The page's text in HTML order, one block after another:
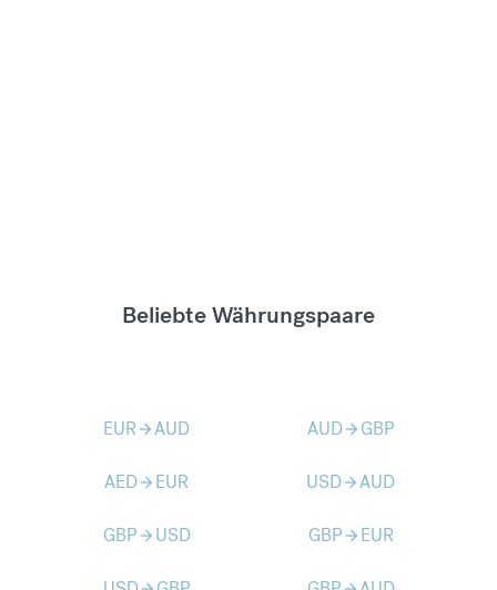
Beliebte Währungspaare
EURarrow_forwardAUD AUDarrow_forward GBP
AEDarrow_forward EUR USDarrow_forwardAUD
GBParrow_forward USD GBParrow_forward EUR